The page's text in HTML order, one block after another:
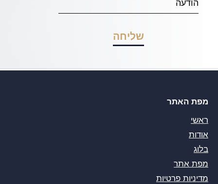
מפת האתר
ראשי
אודות
בלוג
מפת אתר
מדיניות פרטיות